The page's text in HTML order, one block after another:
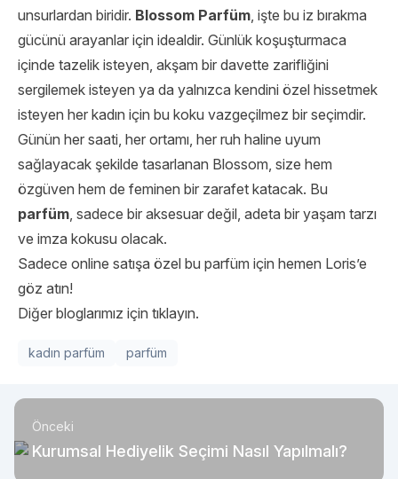
unsurlardan biridir. Blossom Parfüm, işte bu iz bırakma
gücünü arayanlar için idealdir. Günlük koşuşturmaca
içinde tazelik isteyen, akşam bir davette zarifliğini
sergilemek isteyen ya da yalnızca kendini özel hissetmek
isteyen her kadın için bu koku vazgeçilmez bir seçimdir.
Günün her saati, her ortamı, her ruh haline uyum
sağlayacak şekilde tasarlanan Blossom, size hem
özgüven hem de feminen bir zarafet katacak. Bu
parfüm, sadece bir aksesuar değil, adeta bir yaşam tarzı
ve imza kokusu olacak.
Sadece online satışa özel bu parfüm için hemen Loris’e
göz atın!
Diğer bloglarımız için tıklayın.
kadın parfüm parfüm
Önceki
Kurumsal Hediyelik Seçimi Nasıl Yapılmalı?